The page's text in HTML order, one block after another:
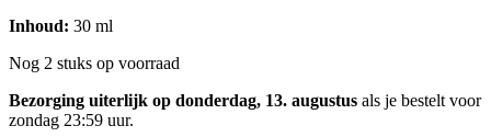
Inhoud: 30 ml
Nog 2 stuks op voorraad
Bezorging uiterlijk op donderdag, 13. augustus als je bestelt voor
zondag 23:59 uur.